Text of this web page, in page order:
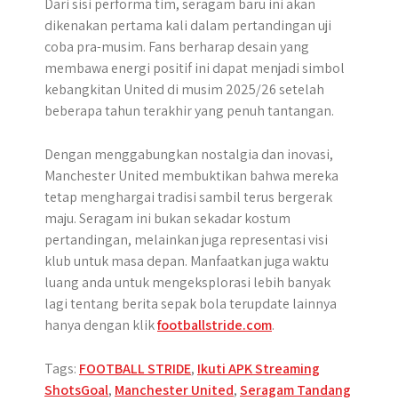
Dari sisi performa tim, seragam baru ini akan
dikenakan pertama kali dalam pertandingan uji
coba pra-musim. Fans berharap desain yang
membawa energi positif ini dapat menjadi simbol
kebangkitan United di musim 2025/26 setelah
beberapa tahun terakhir yang penuh tantangan.
Dengan menggabungkan nostalgia dan inovasi,
Manchester United membuktikan bahwa mereka
tetap menghargai tradisi sambil terus bergerak
maju. Seragam ini bukan sekadar kostum
pertandingan, melainkan juga representasi visi
klub untuk masa depan. Manfaatkan juga waktu
luang anda untuk mengeksplorasi lebih banyak
lagi tentang berita sepak bola terupdate lainnya
hanya dengan klikfootballstride.com.
Tags: FOOTBALL STRIDE, Ikuti APK Streaming
ShotsGoal, Manchester United,Seragam Tandang